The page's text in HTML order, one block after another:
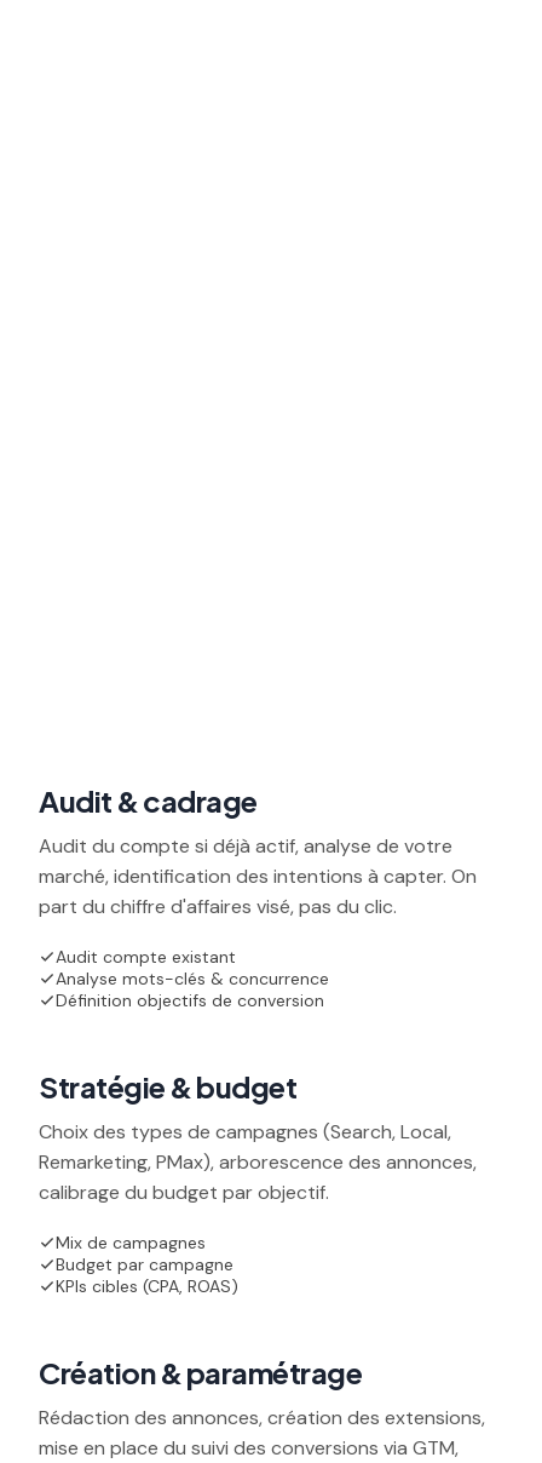
Audit & cadrage
Audit du compte si déjà actif, analyse de votre
marché, identification des intentions à capter. On
part du chiffre d'affaires visé, pas du clic.
Audit compte existant
Analyse mots-clés & concurrence
Définition objectifs de conversion
Stratégie & budget
Choix des types de campagnes (Search, Local,
Remarketing, PMax), arborescence des annonces,
calibrage du budget par objectif.
Mix de campagnes
Budget par campagne
KPIs cibles (CPA, ROAS)
Création & paramétrage
Rédaction des annonces, création des extensions,
mise en place du suivi des conversions via GTM,